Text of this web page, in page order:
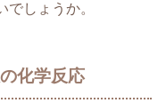
しょうか。
化学反応